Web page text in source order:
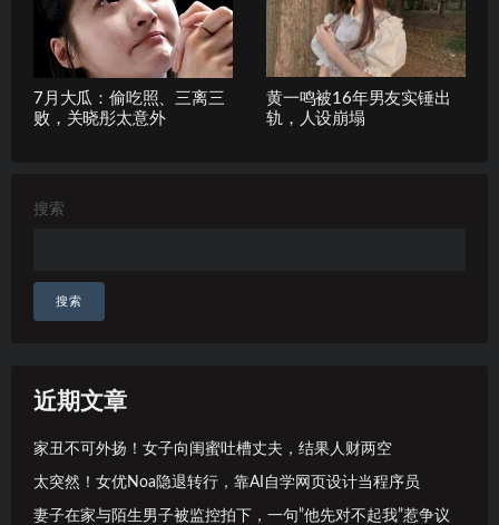
7月大瓜：偷吃照、三离三
败，关晓彤太意外
黄一鸣被16年男友实锤出
轨，人设崩塌
搜索
搜索
近期文章
家丑不可外扬！女子向闺蜜吐槽丈夫，结果人财两空
太突然！女优Noa隐退转行，靠AI自学网页设计当程序员
妻子在家与陌生男子被监控拍下，一句”他先对不起我”惹争议